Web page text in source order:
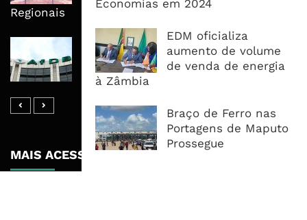
Economias em 2024
EDM oficializa
aumento de volume
de venda de energia
à Zâmbia
Braço de Ferro nas
Portagens de Maputo
Prossegue
Regionais
AfDB Aprova US$265 Milhões E
Acelera Ligação Da Zâmbia Ao
Corredor Do Lobito
MAIS ACESSADOS